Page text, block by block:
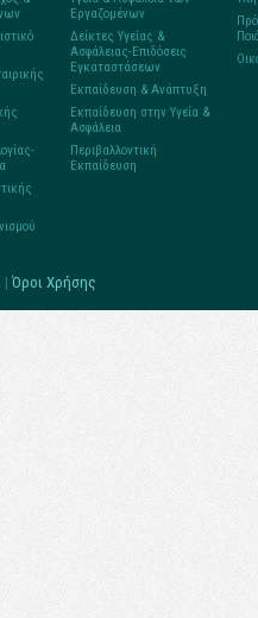
Εργαζομένων
Δείκτες Υγείας &
Ασφάλειας-Επιδόσεις
Εγκαταστάσεων
Εκπαίδευση & Ανάπτυξη
Εκπαίδευση στην Υγεία &
Ασφάλεια
Περιβαλλοντική
Εκπαίδευση
| Όροι Χρήσης